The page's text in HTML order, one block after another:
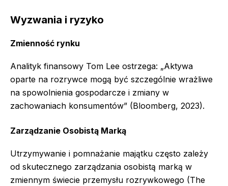
Wyzwania i ryzyko
Zmienność rynku
Analityk finansowy Tom Lee ostrzega: „Aktywa
oparte na rozrywce mogą być szczególnie wrażliwe
na spowolnienia gospodarcze i zmiany w
zachowaniach konsumentów” (Bloomberg, 2023).
Zarządzanie Osobistą Marką
Utrzymywanie i pomnażanie majątku często zależy
od skutecznego zarządzania osobistą marką w
zmiennym świecie przemysłu rozrywkowego (The